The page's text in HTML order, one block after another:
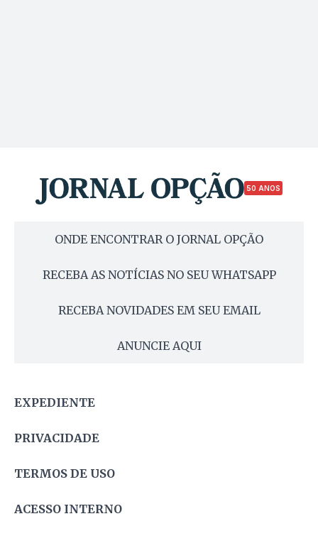
50 ANOS
ONDE ENCONTRAR O JORNAL OPÇÃO
RECEBA AS NOTÍCIAS NO SEU WHATSAPP
RECEBA NOVIDADES EM SEU EMAIL
ANUNCIE AQUI
EXPEDIENTE
PRIVACIDADE
TERMOS DE USO
ACESSO INTERNO